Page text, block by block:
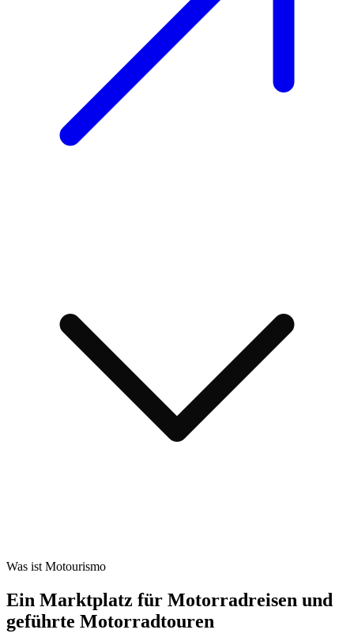
Was ist Motourismo
Ein Marktplatz für Motorradreisen und
geführte Motorradtouren